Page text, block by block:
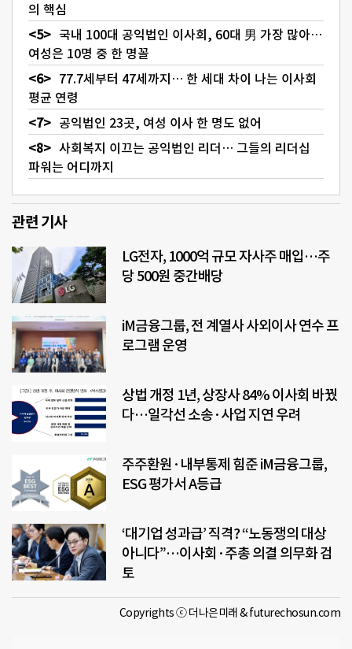
의 핵심
국내 100대 공익법인 이사회, 60대 男 가장 많아…
여성은 10명 중 한 명꼴
77.7세부터 47세까지… 한 세대 차이 나는 이사회
평균 연령
공익법인 23곳, 여성 이사 한 명도 없어
사회복지 이끄는 공익법인 리더… 그들의 리더십
파워는 어디까지
관련 기사
LG전자, 1000억 규모 자사주 매입…주
당 500원 중간배당
iM금융그룹, 전 계열사 사외이사 연수 프
로그램 운영
상법 개정 1년, 상장사 84% 이사회 바꿨
다…일각선 소송·사업 지연 우려
주주환원·내부통제 힘준 iM금융그룹,
ESG 평가서 A등급
‘대기업 성과급’ 직격? “노동쟁의 대상
아니다”…이사회·주총 의결 의무화 검
토
Copyrights ⓒ 더나은미래 & futurechosun.com